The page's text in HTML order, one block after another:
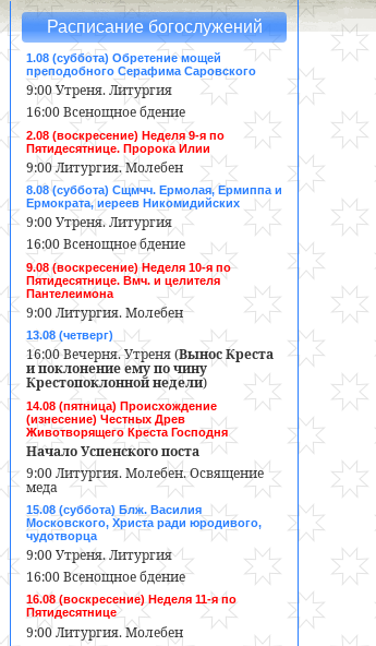
Расписание богослужений
1.08 (суббота) Обретение мощей
преподобного Серафима Саровского
9:00 Утреня. Литургия
16:00 Всенощное бдение
2.08 (воскресение) Неделя 9-я по
Пятидесятнице. Пророка Илии
9:00 Литургия. Молебен
8.08 (суббота) Сщмчч. Ермолая, Ермиппа и
Ермократа, иереев Никомидийских
9:00 Утреня. Литургия
16:00 Всенощное бдение
9.08 (воскресение) Неделя 10-я по
Пятидесятнице. Вмч. и целителя
Пантелеимона
9:00 Литургия. Молебен
13.08 (четверг)
16:00 Вечерня. Утреня (Вынос Креста
и поклонение ему по чину
Крестопоклонной недели)
14.08 (пятница) Происхождение
(изнесение) Честных Древ
Животворящего Креста Господня
Начало Успенского поста
9:00 Литургия. Молебен. Освящение
меда
15.08 (суббота) Блж. Василия
Московского, Христа ради юродивого,
чудотворца
9:00 Утреня. Литургия
16:00 Всенощное бдение
16.08 (воскресение) Неделя 11-я по
Пятидесятнице
9:00 Литургия. Молебен